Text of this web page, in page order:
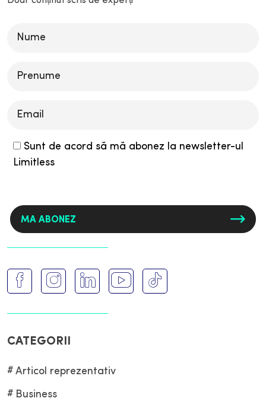
field
Sunt de acord să mă abonez la newsletter-ul
Limitless
CATEGORII
Articol reprezentativ
Business